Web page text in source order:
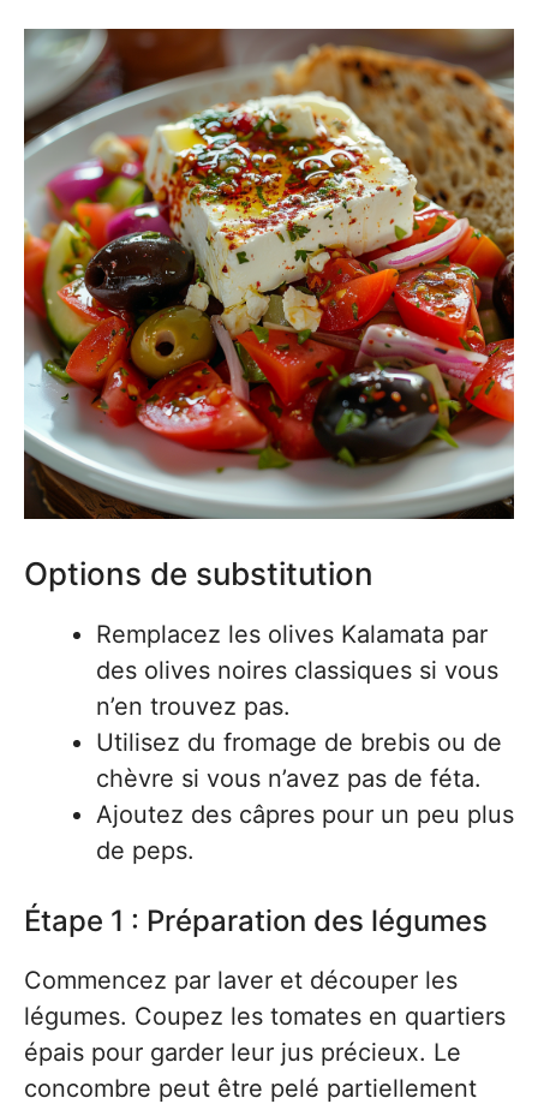
Options de substitution
Remplacez les olives Kalamata par
des olives noires classiques si vous
n’en trouvez pas.
Utilisez du fromage de brebis ou de
chèvre si vous n’avez pas de féta.
Ajoutez des câpres pour un peu plus
de peps.
Étape 1 : Préparation des légumes
Commencez par laver et découper les
légumes. Coupez les tomates en quartiers
épais pour garder leur jus précieux. Le
concombre peut être pelé partiellement